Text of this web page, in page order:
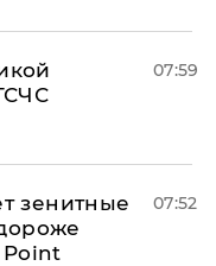
07:59
зенитные
Point
07:52